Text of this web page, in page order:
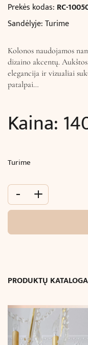
Prekės kodas: RC-
Sandėlyje: Turime
Kolonos naudojamos
dizaino akcentų.
elegancija ir vizualiai
patalpai…
Kaina:
Turime
- +
PRODUKTŲ